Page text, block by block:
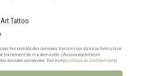
Art Tattoo
l'ensemble des données transmises dans ce formulaire
traitement de ma demande.(Aucune exploitation
données conservées. Voir notrepolitique de confidentialité)